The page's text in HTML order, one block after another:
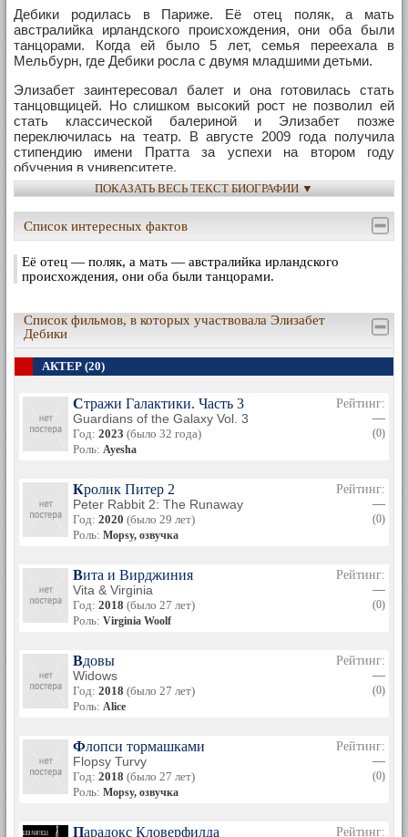
Дебики родилась в Париже. Её отец поляк, а мать
австралийка ирландского происхождения, они оба были
танцорами. Когда ей было 5 лет, семья переехала в
Мельбурн, где Дебики росла с двумя младшими детьми.
Элизабет заинтересовал балет и она готовилась стать
танцовщицей. Но слишком высокий рост не позволил ей
стать классической балериной и Элизабет позже
переключилась на театр. В августе 2009 года получила
стипендию имени Пратта за успехи на втором году
обучения в университете.
В декабре 2012-го приняла участие в фотосесии журнала
Vogue Австралия.
Дебют в кино состоялся в фильме Стефан Эллиотта
«Свадебный разгром», премьера которого состоялась в
2011 году. Увидев Дебики в ролике, режиссёр Баз Лурман
пригласил её на пробы в Лос-Анджелес.
В мае 2011 года Лурман сообщил, что Элизабет будет
играть роль Джордан Бейкер в фильме «Великий Гэтсби». В
актёры: Леонардо Ди Каприо, Кэри Маллиган, Тоби Магуайр
и мн. др.
В 2013 году исполнила роль в пьесе Жан Жене
«Служанки».
ПОКАЗАТЬ ВЕСЬ ТЕКСТ БИОГРАФИИ ▼
Список интересных фактов
Её отец — поляк, а мать — австралийка ирландского
происхождения, они оба были танцорами.
Список фильмов, в которых участвовала Элизабет
Дебики
АКТЕР (20)
Стражи Галактики. Часть 3
Guardians of the Galaxy Vol. 3
Год: 2023 (было 32 года)
Роль: Ayesha
Рейтинг:
—
(0)
Кролик Питер 2
Peter Rabbit 2: The Runaway
Год: 2020 (было 29 лет)
Роль: Mopsy, озвучка
Рейтинг:
—
(0)
Вита и Вирджиния
Vita & Virginia
Год: 2018 (было 27 лет)
Роль: Virginia Woolf
Рейтинг:
—
(0)
Вдовы
Widows
Год: 2018 (было 27 лет)
Роль: Alice
Рейтинг:
—
(0)
Флопси тормашками
Flopsy Turvy
Год: 2018 (было 27 лет)
Роль: Mopsy, озвучка
Рейтинг:
—
(0)
Парадокс Кловерфилда Рейтинг: